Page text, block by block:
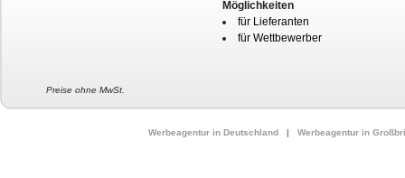
Preise ohne MwSt.
Möglichkeiten
für Lieferanten
für Wettbewerber
Werbeagentur in Deutschland| Werbeagentur in